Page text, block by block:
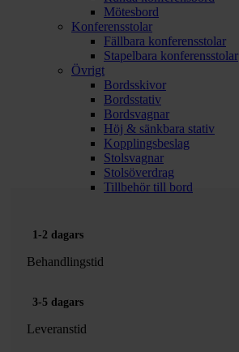
Mötesbord
Konferensstolar
Fällbara konferensstolar
Stapelbara konferensstolar
Övrigt
Bordsskivor
Bordsstativ
Bordsvagnar
Höj & sänkbara stativ
Kopplingsbeslag
Stolsvagnar
Stolsöverdrag
Tillbehör till bord
1-2 dagars
Behandlingstid
3-5 dagars
Leveranstid